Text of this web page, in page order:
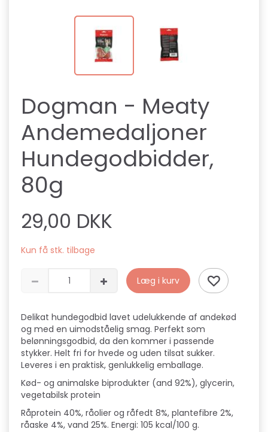
Dogman - Meaty
Andemedaljoner
Hundegodbidder,
80g
29,00 DKK
Kun få stk. tilbage
Læg i kurv
Delikat hundegodbid lavet udelukkende af andekød
og med en uimodståelig smag. Perfekt som
belønningsgodbid, da den kommer i passende
stykker. Helt fri for hvede og uden tilsat sukker.
Leveres i en praktisk, genlukkelig emballage.
Kød- og animalske biprodukter (and 92%), glycerin,
vegetabilsk protein
Råprotein 40%, råolier og råfedt 8%, plantefibre 2%,
råaske 4%, vand 25%. Energi: 105 kcal/100 g.